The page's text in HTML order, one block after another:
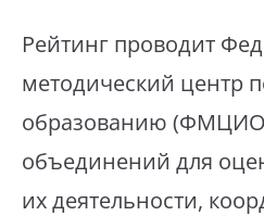
Рейтинг проводит
методический центр
образованию
объединений для
их деятельности,